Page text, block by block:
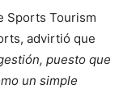
Sports Tourism
advirtió que
puesto que
un simple